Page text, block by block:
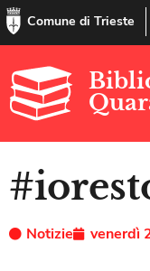
Comune di Trieste
Notizie venerdì